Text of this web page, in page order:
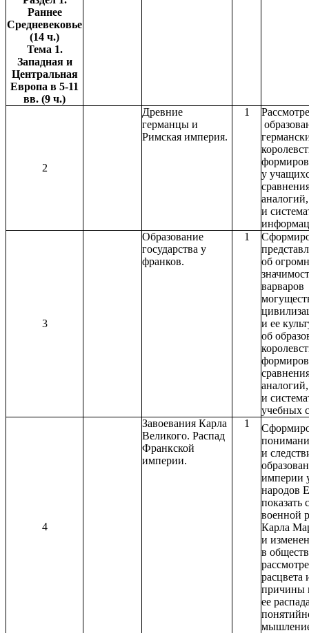
Раннее
Средневековье
(14 ч.)
Тема 1.
Западная и
Центральная
Европа в 5-11
вв. (9 ч.)
2
Древние
германцы и
Римская империя.
1
у
и
3
Образование
государства у
франков.
1 С
об
варваров
и ее
об
и
учебных
4
Завоевания Карла
Великого. Распад
Франкской
империи.
1
и
империи
народов
показать
военной
Карла
и
в
расцвета
причины
ее